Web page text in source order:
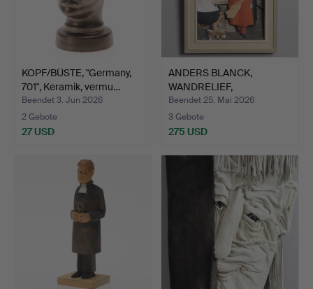
KOPF/BÜSTE, "Germany,
701", Keramik, vermu…
Beendet 3. Jun 2026
2 Gebote
27 USD
ANDERS BLANCK,
WANDRELIEF,
geschnitztes Ho…
Beendet 25. Mai 2026
3 Gebote
275 USD